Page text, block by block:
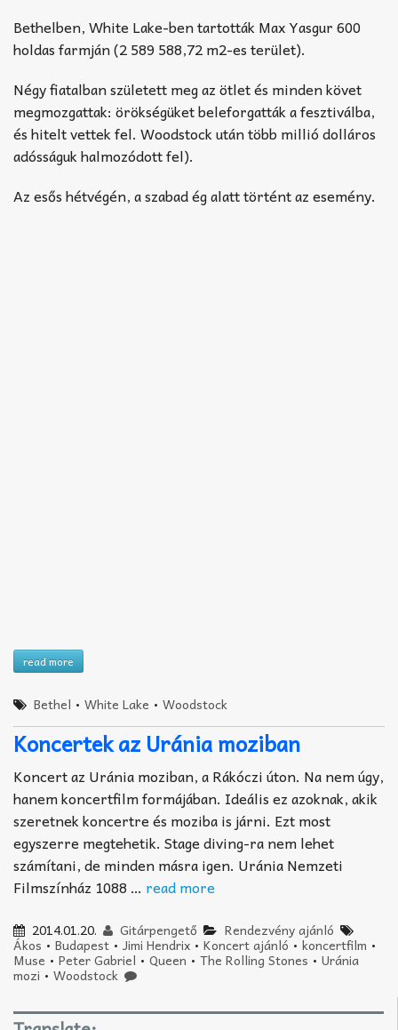
Bethelben, White Lake-ben tartották Max Yasgur 600
holdas farmján (2 589 588,72 m2-es terület).
Négy fiatalban született meg az ötlet és minden követ
megmozgattak: örökségüket beleforgatták a fesztiválba,
és hitelt vettek fel. Woodstock után több millió dolláros
adósságuk halmozódott fel).
Az esős hétvégén, a szabad ég alatt történt az esemény.
read more
Bethel •White Lake •Woodstock
Koncertek az Uránia moziban
Koncert az Uránia moziban, a Rákóczi úton. Na nem úgy,
hanem koncertfilm formájában. Ideális ez azoknak, akik
szeretnek koncertre és moziba is járni. Ezt most
egyszerre megtehetik. Stage diving-ra nem lehet
számítani, de minden másra igen. Uránia Nemzeti
Filmszínház 1088 … read more
2014.01.20. Gitárpengető Rendezvény ajánló
Ákos • Budapest • Jimi Hendrix • Koncert ajánló • koncertfilm •
Muse • Peter Gabriel • Queen • The Rolling Stones • Uránia
mozi • Woodstock